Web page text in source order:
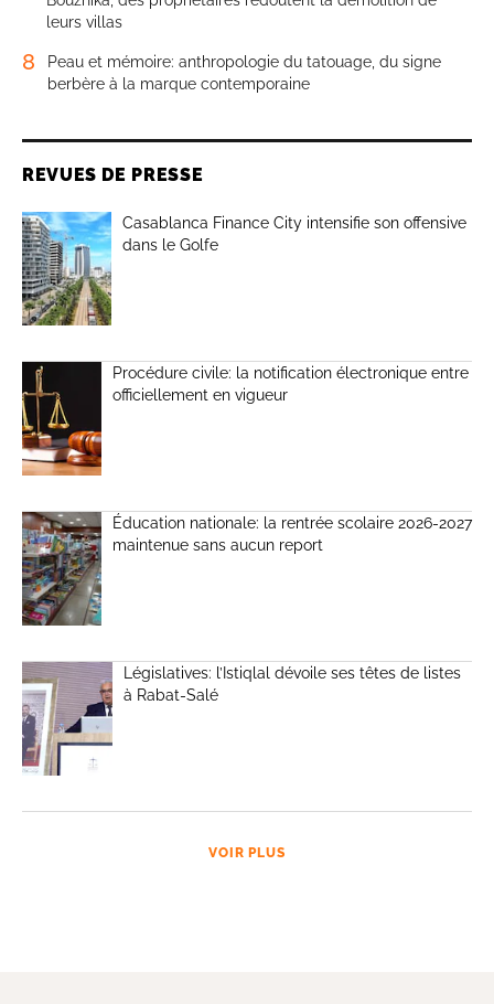
leurs villas
8
Peau et mémoire: anthropologie du tatouage, du signe
berbère à la marque contemporaine
REVUES DE PRESSE
Casablanca Finance City intensifie son offensive
dans le Golfe
Procédure civile: la notification électronique entre
officiellement en vigueur
Éducation nationale: la rentrée scolaire 2026-2027
maintenue sans aucun report
Législatives: l’Istiqlal dévoile ses têtes de listes
à Rabat-Salé
VOIR PLUS